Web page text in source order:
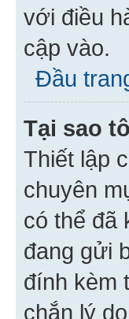
với điều
cập vào.
Đầu
Tại sao
Thiết lập
chuyên
có thể đã
đang gửi
đính kèm
chắn lý